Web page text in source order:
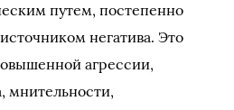
путем, постепенно
негатива. Это
агрессии,
мнительности,